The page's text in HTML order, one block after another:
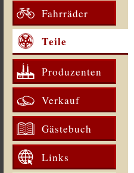
Fahrräder
Teile
Produzenten
Verkauf
Gästebuch
Links